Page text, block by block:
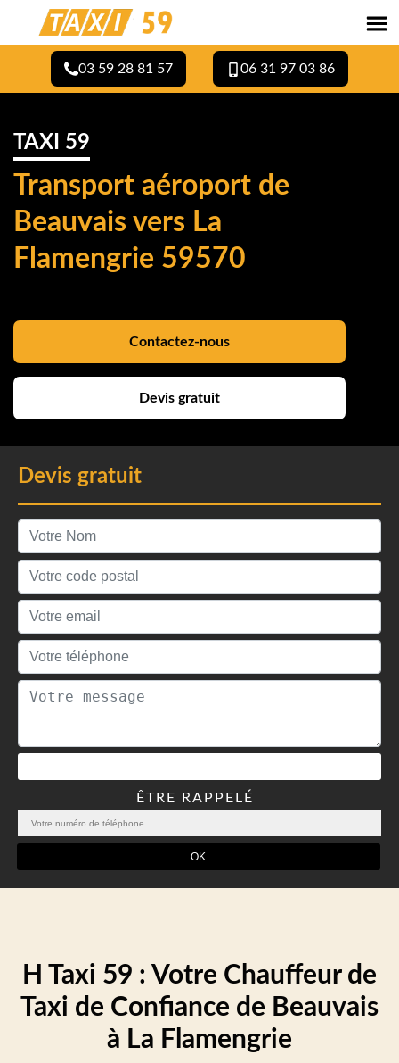
03 59 28 81 57 06 31 97 03 86
TAXI 59
Transport aéroport de
Beauvais vers La
Flamengrie 59570
Contactez-nous
Devis gratuit
Devis gratuit
ÊTRE RAPPELÉ
H Taxi 59 : Votre Chauffeur de
Taxi de Confiance de Beauvais
à La Flamengrie